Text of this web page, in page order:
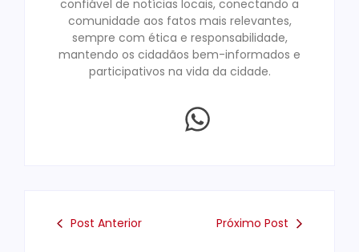
confiável de notícias locais, conectando a
comunidade aos fatos mais relevantes,
sempre com ética e responsabilidade,
mantendo os cidadãos bem-informados e
participativos na vida da cidade.
Post Anterior Próximo Post